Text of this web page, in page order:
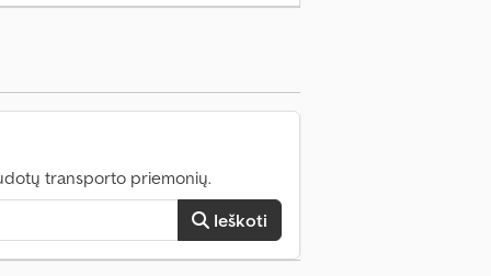
transporto priemonių.
Ieškoti